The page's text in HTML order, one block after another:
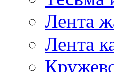
Лента
Лента